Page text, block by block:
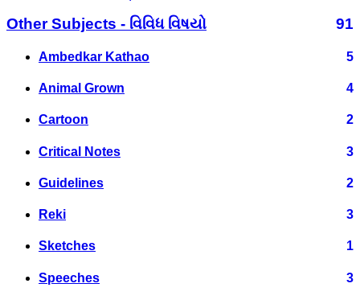
Other Subjects - વિવિધ વિષયો
91
Ambedkar Kathao 5
Animal Grown 4
Cartoon 2
Critical Notes 3
Guidelines 2
Reki 3
Sketches 1
Speeches 3